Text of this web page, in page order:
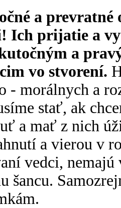
a prevratné
Ich prijatie a
a
vo stvorení.
- morálnych a
stať, ak
a mať z nich
a vierou v
vedci, nemajú
šancu.